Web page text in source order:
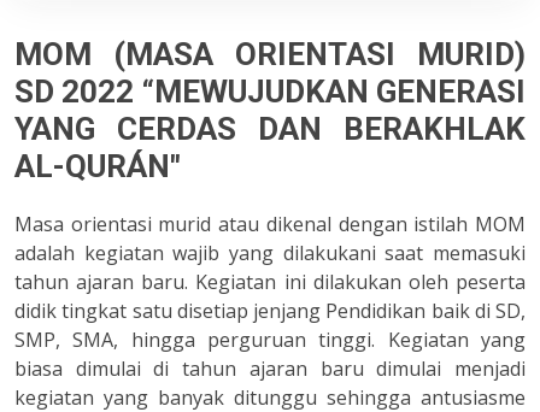
MOM (MASA ORIENTASI MURID)
SD 2022 “MEWUJUDKAN GENERASI
YANG CERDAS DAN BERAKHLAK
AL-QURÁN"
Masa orientasi murid atau dikenal dengan istilah MOM
adalah kegiatan wajib yang dilakukani saat memasuki
tahun ajaran baru. Kegiatan ini dilakukan oleh peserta
didik tingkat satu disetiap jenjang Pendidikan baik di SD,
SMP, SMA, hingga perguruan tinggi. Kegiatan yang
biasa dimulai di tahun ajaran baru dimulai menjadi
kegiatan yang banyak ditunggu sehingga antusiasme